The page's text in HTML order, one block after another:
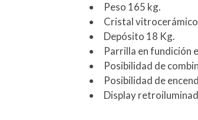
Peso 165 kg.
Cristal
Depósito 18 Kg.
Parrilla en fundición
Posibilidad de
Posibilidad de
Display